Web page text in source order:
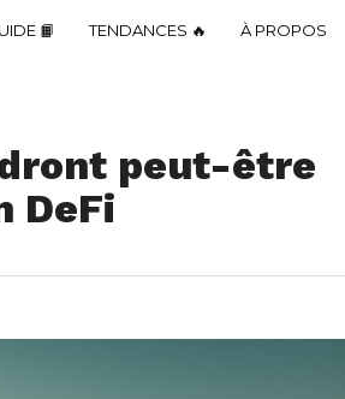
📙 TENDANCES 🔥 À PROPOS
peut-être
DeFi